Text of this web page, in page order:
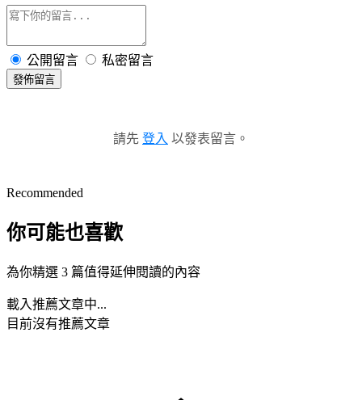
公開留言 私密留言
發佈留言
請先 登入 以發表留言。
Recommended
你可能也喜歡
為你精選 3 篇值得延伸閱讀的內容
載入推薦文章中...
目前沒有推薦文章